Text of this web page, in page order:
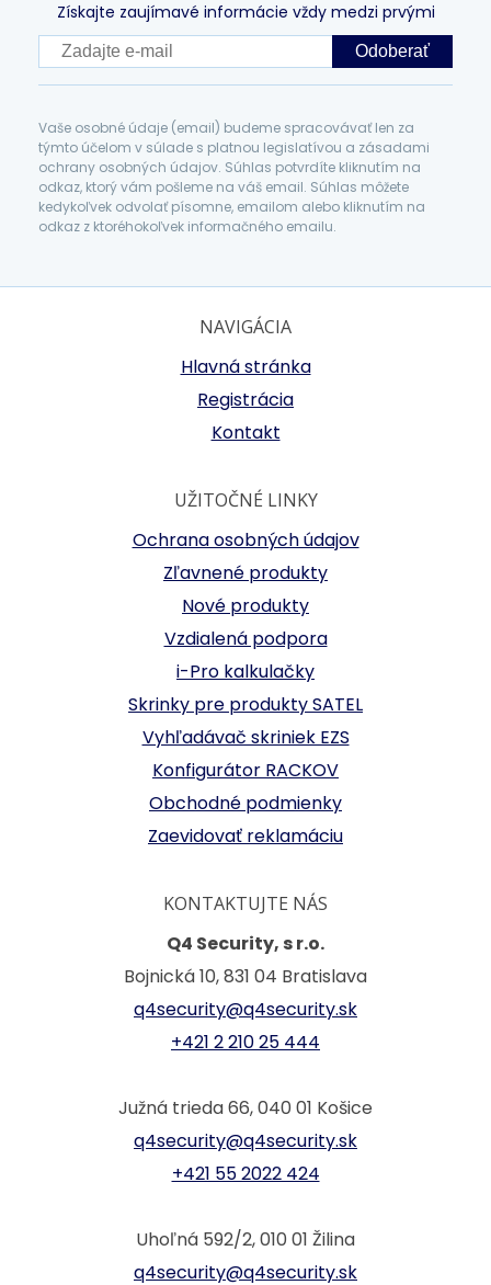
Získajte zaujímavé informácie vždy medzi prvými
Odoberať
Vaše osobné údaje (email) budeme spracovávať len za
týmto účelom v súlade s platnou legislatívou a zásadami
ochrany osobných údajov. Súhlas potvrdíte kliknutím na
odkaz, ktorý vám pošleme na váš email. Súhlas môžete
kedykoľvek odvolať písomne, emailom alebo kliknutím na
odkaz z ktoréhokoľvek informačného emailu.
NAVIGÁCIA
Hlavná stránka
Registrácia
Kontakt
UŽITOČNÉ LINKY
Ochrana osobných údajov
Zľavnené produkty
Nové produkty
Vzdialená podpora
i-Pro kalkulačky
Skrinky pre produkty SATEL
Vyhľadávač skriniek EZS
Konfigurátor RACKOV
Obchodné podmienky
Zaevidovať reklamáciu
KONTAKTUJTE NÁS
Q4 Security, s r.o.
Bojnická 10, 831 04 Bratislava
q4security@q4security.sk
+421 2 210 25 444
Južná trieda 66, 040 01 Košice
q4security@q4security.sk
+421 55 2022 424
Uhoľná 592/2, 010 01 Žilina
q4security@q4security.sk